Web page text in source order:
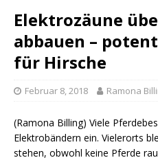
Elektrozäune
abbauen –
für Hirsche
Februar 8, 2018 Ramona
(Ramona Billing) Viele
Elektrobändern ein. Vielerorts
stehen, obwohl keine Pferde